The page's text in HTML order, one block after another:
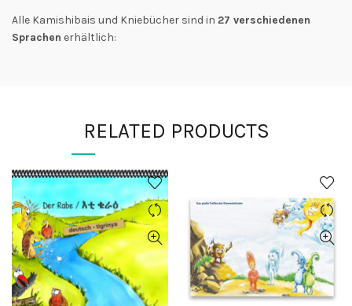
Alle Kamishibais und Kniebücher sind in 27 verschiedenen
Sprachen erhältlich:
RELATED PRODUCTS